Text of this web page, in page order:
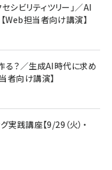
ルールのデザイン
もっと見る
ケーブル 240W 結束バン
リコン素材採用 iPhone
iPad Pro MacBook
ッドナイトブラック)
ベル 350ml 缶 24本 ビー
〆切! 黒ラベルビヤセラー
シビリティツリー」／AI
Web担当者向け講演】
る？／生成AI時代に求め
者向け講演】
践講座【9/29（火）・